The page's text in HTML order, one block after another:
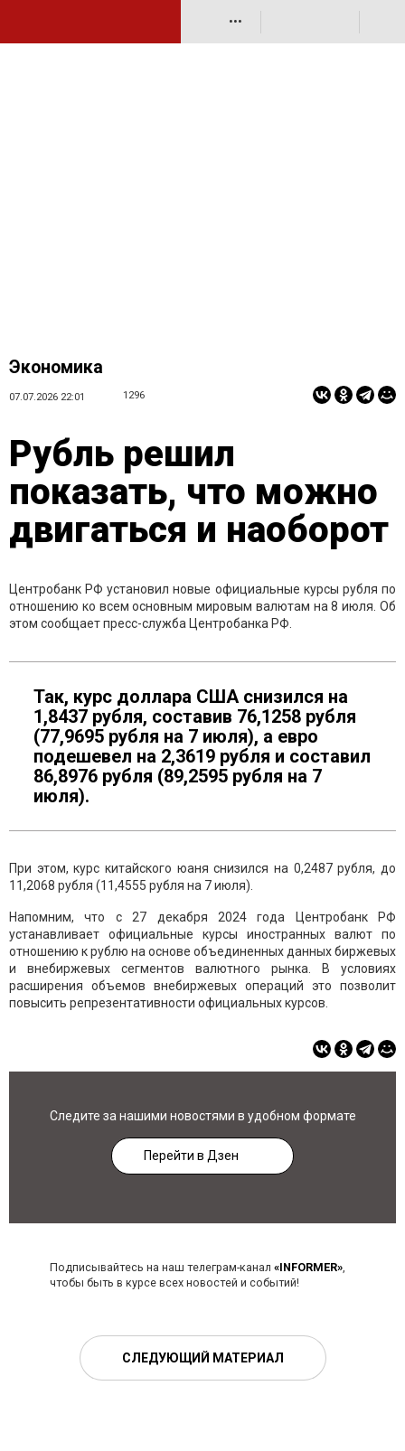
•••
Экономика
07.07.2026 22:01 1296
Рубль решил
показать, что можно
двигаться и наоборот
Центробанк РФ установил новые официальные курсы рубля по
отношению ко всем основным мировым валютам на 8 июля. Об
этом сообщает пресс-служба Центробанка РФ.
Так, курс доллара США снизился на
1,8437 рубля, составив 76,1258 рубля
(77,9695 рубля на 7 июля), а евро
подешевел на 2,3619 рубля и составил
86,8976 рубля (89,2595 рубля на 7
июля).
При этом, курс китайского юаня снизился на 0,2487 рубля, до
11,2068 рубля (11,4555 рубля на 7 июля).
Напомним, что с 27 декабря 2024 года Центробанк РФ
устанавливает официальные курсы иностранных валют по
отношению к рублю на основе объединенных данных биржевых
и внебиржевых сегментов валютного рынка. В условиях
расширения объемов внебиржевых операций это позволит
повысить репрезентативности официальных курсов.
Следите за нашими новостями в удобном формате
Перейти в Дзен
Подписывайтесь на наш телеграм-канал «INFORMER»,
чтобы быть в курсе всех новостей и событий!
СЛЕДУЮЩИЙ МАТЕРИАЛ